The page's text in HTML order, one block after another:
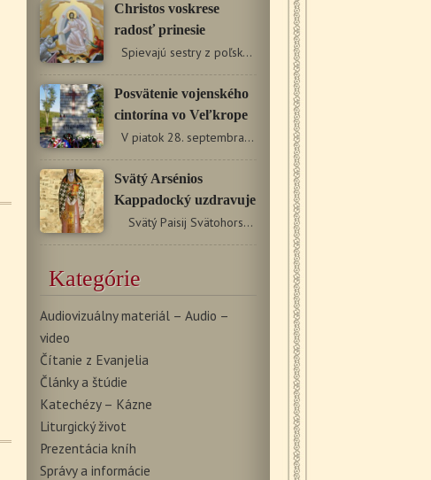
Christos voskrese
radosť prinesie
Spievajú sestry z poľského pravoslávneho monastiera…
Posvätenie vojenského
cintorína vo Veľkrope
V piatok 28. septembra 2018 bol v obci Veľkrop posvätený…
Svätý Arsénios
Kappadocký uzdravuje
Svätý Paisij Svätohorský hovorí: „Život…
Kategórie
Audiovizuálny materiál – Audio –
video
Čítanie z Evanjelia
Články a štúdie
Katechézy – Kázne
Liturgický život
Prezentácia kníh
Správy a informácie